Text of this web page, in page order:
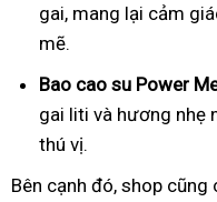
gai, mang lại cảm
mẽ.
Bao cao su Power
gai liti và hương nhẹ
thú vị.
Bên cạnh đó, shop